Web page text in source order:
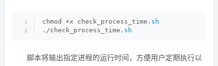
chmod +x check_process_time. sh
./check_process_time. sh
脚本将输出指定进程的运行时间，方便用户定期执行以